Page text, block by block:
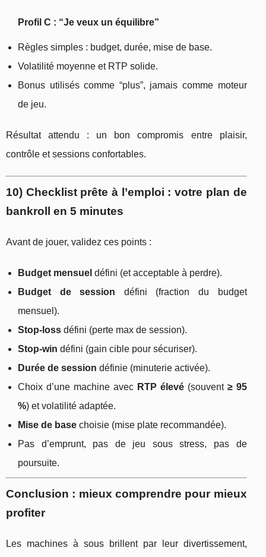
Profil C : “Je veux un équilibre”
Règles simples : budget, durée, mise de base.
Volatilité moyenne et RTP solide.
Bonus utilisés comme “plus”, jamais comme moteur
de jeu.
Résultat attendu : un bon compromis entre plaisir,
contrôle et sessions confortables.
10) Checklist prête à l’emploi : votre plan de
bankroll en 5 minutes
Avant de jouer, validez ces points :
Budget mensuel défini (et acceptable à perdre).
Budget de session défini (fraction du budget
mensuel).
Stop-loss défini (perte max de session).
Stop-win défini (gain cible pour sécuriser).
Durée de session définie (minuterie activée).
Choix d’une machine avec RTP élevé(souvent ≥ 95
%) et volatilité adaptée.
Mise de base choisie (mise plate recommandée).
Pas d’emprunt, pas de jeu sous stress, pas de
poursuite.
Conclusion : mieux comprendre pour mieux
profiter
Les machines à sous brillent par leur divertissement,